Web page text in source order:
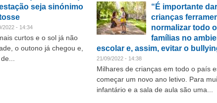
seja sinónimo
2022 - 14:34
curtos e o sol já não
o outono já chegou e,
“É importante
crianças
normalizar todo
famílias no
escolar e, assim, evitar o
21/09/2022 - 14:38
Milhares de crianças em todo o país
começar um novo ano letivo. Para
infantário e a sala de aula são uma...